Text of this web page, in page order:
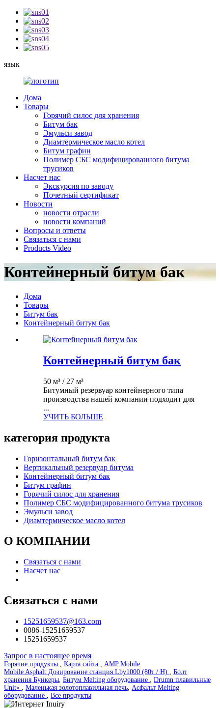
язык
Дома
Товары
Горячий силос для хранения
Битум бак
Эмульси завод
Диамтермическое масло котел
Битум графин
Полимер СБС модифицированного битума
трусиков
Насчет нас
Экскурсия по заводу
Почетный сертификат
Новости
новости отрасли
новости компаний
Вопросы и ответы
Связаться с нами
Products Video
Контейнерный битум бак
Дома
Товары
Битум бак
Контейнерный битум бак
Контейнерный битум бак
50 м³ / 27 м³
Битумный резервуар контейнерного типа
производства нашей компании подходит для
...
УЧИТЬ БОЛЬШЕ
категория продукта
Горизонтальный битум бак
Вертикальный резервуар битума
Контейнерный битум бак
Битум графин
Горячий силос для хранения
Полимер СБС модифицированного битума трусиков
Эмульси завод
Диамтермическое масло котел
О КОМПАНИИ
Связаться с нами
Насчет нас
Связаться с нами
15251659537@163.com
0086-15251659537
15251659537
Запрос в настоящее время
Горячие продукты , Карта сайта , AMP Mobile
Mobile Asphalt Дозирование станция Lby1000 (80т / H) , Болт
хранения Бункеры, Битум Melting оборудование , Drumn плавильные
Unit» , Маленькая золотоплавильная печь, Асфальт Melting
оборудование , Все продукты